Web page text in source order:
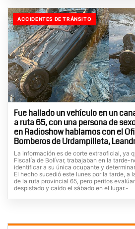
ACCIDENTES DE TRÁNSITO
Fue hallado un vehículo en un
a ruta 65, con una persona de
en Radioshow hablamos con el
Bomberos de Urdampilleta,
La información es de corte extraoficial, ya
Fiscalía de Bolívar, trabajaban en la tarde-
identificar a su única ocupante y
El hecho sucedió este lunes por la tarde, a
de la ruta provincial 65, pero peritos
despistado y caído el sábado en el lugar.-